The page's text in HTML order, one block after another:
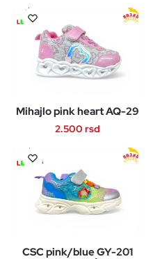
stranici
proizvoda.
proizvod
ima
više
varijanti.
mogu
biti
stranici
proizvoda.
Mihajlo pink heart AQ-29
2.500rsd
proizvod
ima
više
varijanti.
mogu
CSC pink/blue GY-201